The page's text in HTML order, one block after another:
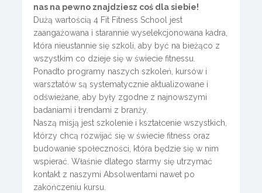
nas na pewno znajdziesz coś dla siebie!
Dużą wartością 4 Fit Fitness School jest
zaangażowana i starannie wyselekcjonowana kadra,
która nieustannie się szkoli, aby być na bieżąco z
wszystkim co dzieje się w świecie fitnessu.
Ponadto programy naszych szkoleń, kursów i
warsztatów są systematycznie aktualizowane i
odświeżane, aby były zgodne z najnowszymi
badaniami i trendami z branży.
Naszą misją jest szkolenie i kształcenie wszystkich,
którzy chcą rozwijać się w świecie fitness oraz
budowanie społeczności, która będzie się w nim
wspierać. Właśnie dlatego starmy się utrzymać
kontakt z naszymi Absolwentami nawet po
zakończeniu kursu.